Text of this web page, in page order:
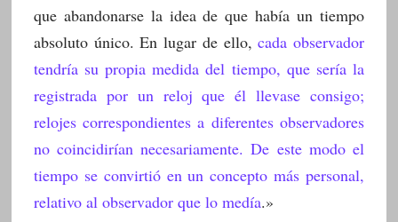
que abandonarse la idea de que había un tiempo
absoluto único. En lugar de ello,cada observador
tendría su propia medida del tiempo, que sería la
registrada por un reloj que él llevase consigo;
relojes correspondientes a diferentes observadores
no coincidirían necesariamente. De este modo el
tiempo se convirtió en un concepto más personal,
relativo al observador que lo medía.»